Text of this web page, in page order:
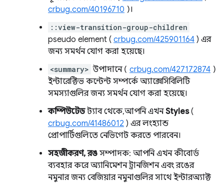
crbug.com/40196710 )।
::view-transition-group-children
pseudo element ( crbug.com/425901164 ) এর
জন্য সমর্থন যোগ করা হয়েছে।
<summary> উপাদানে ( crbug.com/427172874 )
ইন্টারেক্টিভ কন্টেন্ট সম্পর্কে অ্যাক্সেসিবিলিটি
সমস্যাগুলির জন্য সমর্থন যোগ করা হয়েছে।
কম্পিউটেডট্যাব থেকে, আপনি এখনStyles(
crbug.com/41486012 ) এর লংহ্যান্ড
প্রোপার্টিগুলিতে নেভিগেট করতে পারবেন।
সহজীকরণ, রঙ সম্পাদক: আপনি এখন কীবোর্ড
ব্যবহার করে অ্যানিমেশন ট্রানজিশন এবং রঙের
নমুনার জন্য বেজিয়ার নমুনাগুলির সাথে ইন্টারঅ্যাক্ট